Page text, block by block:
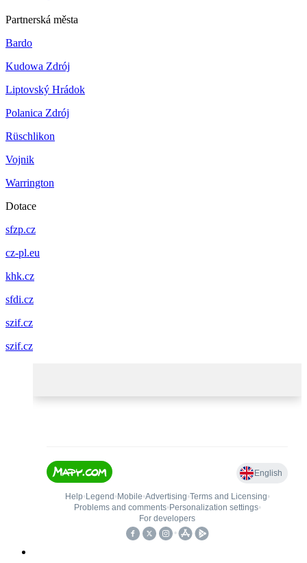
Partnerská města
Bardo
Kudowa Zdrój
Liptovský Hrádok
Polanica Zdrój
Rüschlikon
Vojnik
Warrington
Dotace
sfzp.cz
cz-pl.eu
khk.cz
sfdi.cz
szif.cz
szif.cz